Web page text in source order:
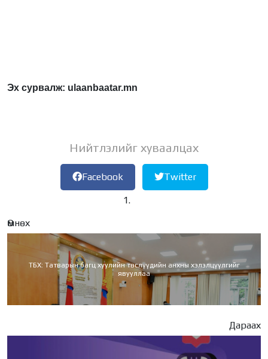
Эх сурвалж: ulaanbaatar.mn
Нийтлэлийг хуваалцах
Facebook Twitter
Өмнөх
ТБХ: Татварын багц хуулийн төслүүдийн анхны хэлэлцүүлгийг
явууллаа
Дараах